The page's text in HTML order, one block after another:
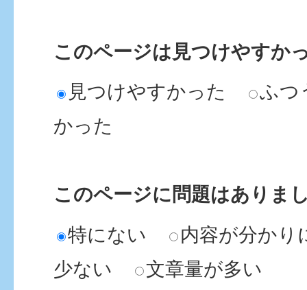
このページは見つけやすか
見つけやすかった
ふつ
かった
このページに問題はありま
特にない
内容が分かり
少ない
文章量が多い